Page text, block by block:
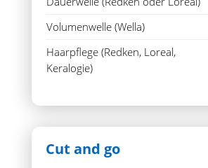
Volumenwelle (Wella)
Haarpflege (Redken, Loreal,
Keralogie)
Cut and go